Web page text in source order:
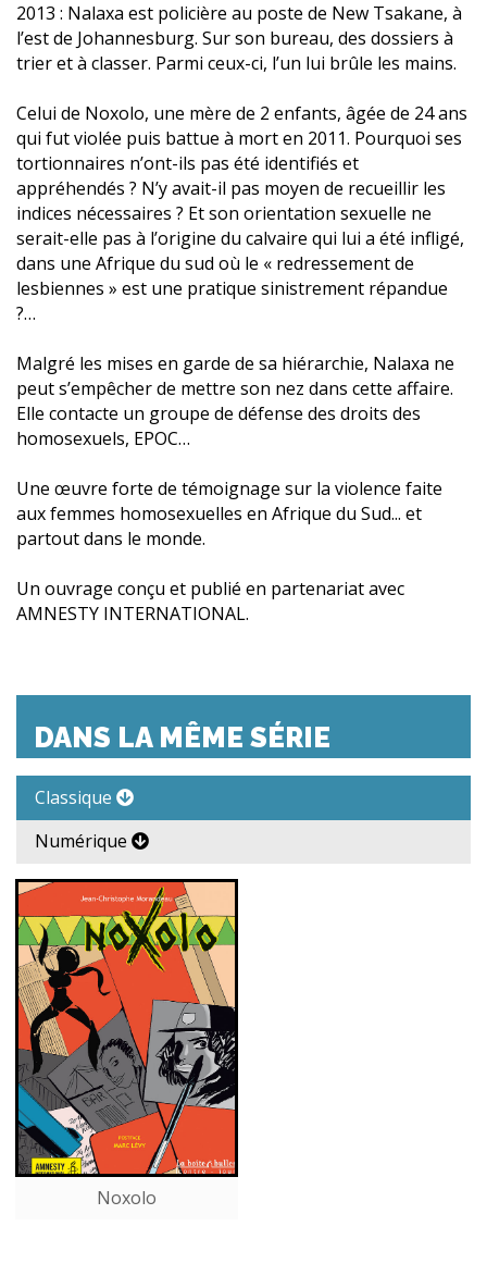
2013 : Nalaxa est policière au poste de New Tsakane, à
l’est de Johannesburg. Sur son bureau, des dossiers à
trier et à classer. Parmi ceux-ci, l’un lui brûle les mains.
Celui de Noxolo, une mère de 2 enfants, âgée de 24 ans
qui fut violée puis battue à mort en 2011. Pourquoi ses
tortionnaires n’ont-ils pas été identifiés et
appréhendés ? N’y avait-il pas moyen de recueillir les
indices nécessaires ? Et son orientation sexuelle ne
serait-elle pas à l’origine du calvaire qui lui a été infligé,
dans une Afrique du sud où le « redressement de
lesbiennes » est une pratique sinistrement répandue
?…
Malgré les mises en garde de sa hiérarchie, Nalaxa ne
peut s’empêcher de mettre son nez dans cette affaire.
Elle contacte un groupe de défense des droits des
homosexuels, EPOC…
Une œuvre forte de témoignage sur la violence faite
aux femmes homosexuelles en Afrique du Sud... et
partout dans le monde.
Un ouvrage conçu et publié en partenariat avec
AMNESTY INTERNATIONAL.
DANS LA MÊME SÉRIE
Classique
Numérique
Noxolo